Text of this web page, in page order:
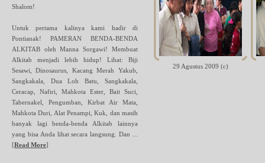
Shalom!
Untuk pertama kalinya kami hadir di
Pontianak! PAMERAN BENDA-BENDA
ALKITAB oleh Manna Sorgawi! Membuat
Alkitab menjadi lebih hidup! Lihat: Biji
Sesawi, Dinosaurus, Kacang Merah Yakub,
Sangkakala, Dua Loh Batu, Sangkakala,
Ceracap, Nafiri, Mahkota Ester, Bait Suci,
Tabernakel, Pengumban, Kirbat Air Mata,
Mahkota Duri, Alat Penampi, Kuk, dan masih
banyak lagi benda-benda Alkitab lainnya
yang bisa Anda lihat secara langsung. Dan ...
[Read More]
29 Agustus 2009 (c)